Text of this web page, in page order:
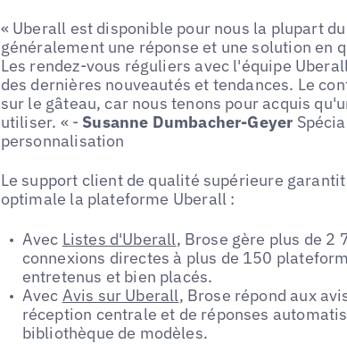
« Uberall est disponible pour nous la plupart
généralement une réponse et une solution en
Les rendez-vous réguliers avec l'équipe
des dernières nouveautés et tendances. Le
sur le gâteau, car nous tenons pour acquis
utiliser. « - Susanne Dumbacher-Geyer
personnalisation
Le support client de qualité supérieure
optimale la plateforme Uberall :
Avec Listes d'Uberall, Brose gère plus de 2
connexions directes à plus de 150
entretenus et bien placés.
Avec Avis sur Uberall, Brose répond aux
réception centrale et de réponses
bibliothèque de modèles.